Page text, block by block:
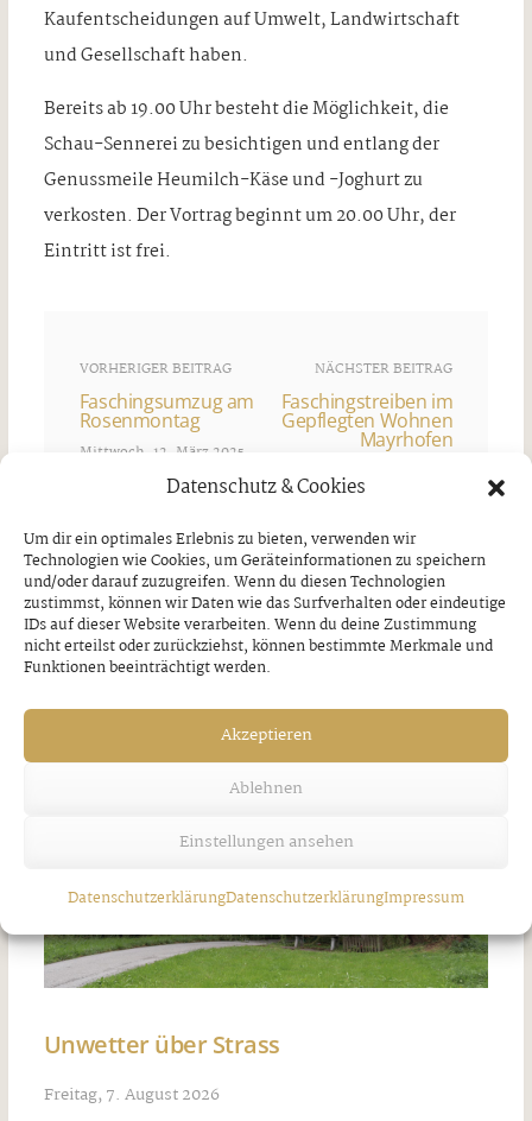
Datenschutz & Cookies
Um dir ein optimales Erlebnis zu bieten, verwenden wir
Technologien wie Cookies, um Geräteinformationen zu speichern
und/oder darauf zuzugreifen. Wenn du diesen Technologien
zustimmst, können wir Daten wie das Surfverhalten oder eindeutige
IDs auf dieser Website verarbeiten. Wenn du deine Zustimmung
nicht erteilst oder zurückziehst, können bestimmte Merkmale und
Funktionen beeinträchtigt werden.
Akzeptieren
Ablehnen
Einstellungen ansehen
DatenschutzerklärungDatenschutzerklärungImpressum
Kaufentscheidungen auf Umwelt, Landwirtschaft
und Gesellschaft haben.
Bereits ab 19.00 Uhr besteht die Möglichkeit, die
Schau-Sennerei zu besichtigen und entlang der
Genussmeile Heumilch-Käse und -Joghurt zu
verkosten. Der Vortrag beginnt um 20.00 Uhr, der
Eintritt ist frei.
VORHERIGER BEITRAG
Faschingsumzug am
Rosenmontag
Mittwoch, 12. März 2025
NÄCHSTER BEITRAG
Faschingstreiben im
Gepflegten Wohnen
Mayrhofen
Ähnliche Artikel
Unwetter über Strass
Freitag, 7. August 2026